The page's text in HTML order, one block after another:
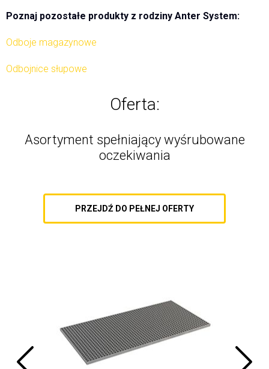
Poznaj pozostałe produkty z rodziny Anter System:
Odboje magazynowe
Odbojnice słupowe
Oferta:
Asortyment spełniający wyśrubowane
oczekiwania
PRZEJDŹ DO PEŁNEJ OFERTY